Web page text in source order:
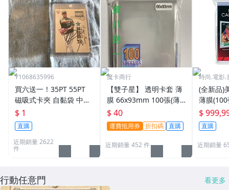
Y1068635996
買六送一！35PT 55PT
磁吸式卡夾 自黏袋 中華
職棒球員卡 遊戲王 寶可
夢PTCG 漫威 ultra pro
可用
$ 1
直購
近期銷量 2622
件
魔卡商行
【雙子星】 透明卡套 薄
膜 66x93mm 100張(薄)
適用 BBM MLB Topps C
PBL 球員卡
$ 40
運費抵用券 折扣碼 直購
近期銷量 452 件
時尚.電影.
(全新品)
薄膜
次到貨
$
直購
近期銷量
行動任意門 看更多